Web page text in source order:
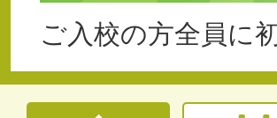
ご入校の方全員に